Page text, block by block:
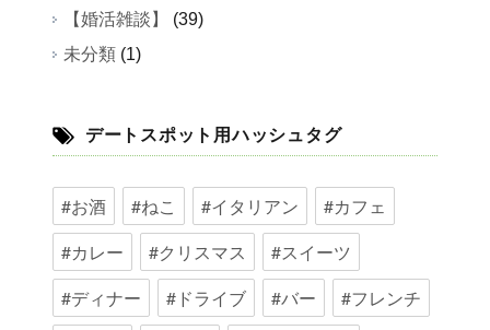
【婚活雑談】
(39)
未分類(1)
デートスポット用ハッシュタグ
#お酒 #ねこ #イタリアン
#カフェ
#カレー
#クリスマス
#スイーツ
#ディナー
#ドライブ #バー
#フレンチ